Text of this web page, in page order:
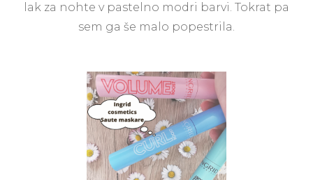
Estetic
lak
lak za nohte v pastelno modri barvi. Tokrat pa
sem ga še malo popestrila.